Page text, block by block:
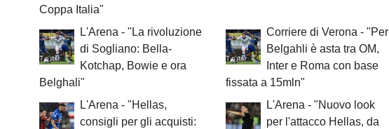
Coppa Italia"
L'Arena - "La rivoluzione
di Sogliano: Bella-
Kotchap, Bowie e ora
Belghali"
Corriere di Verona - "Per
Belgahli è asta tra OM,
Inter e Roma con base
fissata a 15mln"
L'Arena - "Hellas,
consigli per gli acquisti:
L'Arena - "Nuovo look
per l'attacco Hellas, da